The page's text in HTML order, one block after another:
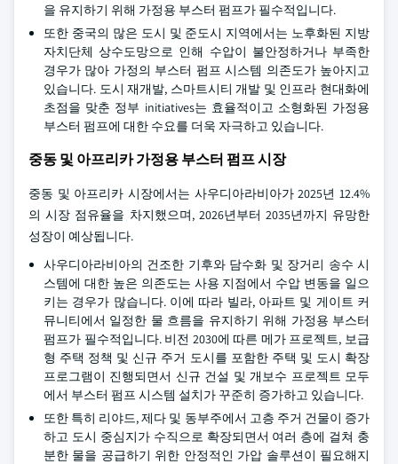
을 유지하기 위해 가정용 부스터 펌프가 필수적입니다.
또한 중국의 많은 도시 및 준도시 지역에서는 노후화된 지방
자치단체 상수도망으로 인해 수압이 불안정하거나 부족한
경우가 많아 가정의 부스터 펌프 시스템 의존도가 높아지고
있습니다. 도시 재개발, 스마트시티 개발 및 인프라 현대화에
초점을 맞춘 정부 initiatives는 효율적이고 소형화된 가정용
부스터 펌프에 대한 수요를 더욱 자극하고 있습니다.
중동 및 아프리카 가정용 부스터 펌프 시장
중동 및 아프리카 시장에서는 사우디아라비아가 2025년 12.4%
의 시장 점유율을 차지했으며, 2026년부터 2035년까지 유망한
성장이 예상됩니다.
사우디아라비아의 건조한 기후와 담수화 및 장거리 송수 시
스템에 대한 높은 의존도는 사용 지점에서 수압 변동을 일으
키는 경우가 많습니다. 이에 따라 빌라, 아파트 및 게이트 커
뮤니티에서 일정한 물 흐름을 유지하기 위해 가정용 부스터
펌프가 필수적입니다. 비전 2030에 따른 메가 프로젝트, 보급
형 주택 정책 및 신규 주거 도시를 포함한 주택 및 도시 확장
프로그램이 진행되면서 신규 건설 및 개보수 프로젝트 모두
에서 부스터 펌프 시스템 설치가 꾸준히 증가하고 있습니다.
또한 특히 리야드, 제다 및 동부주에서 고층 주거 건물이 증가
하고 도시 중심지가 수직으로 확장되면서 여러 층에 걸쳐 충
분한 물을 공급하기 위한 안정적인 가압 솔루션이 필요해지